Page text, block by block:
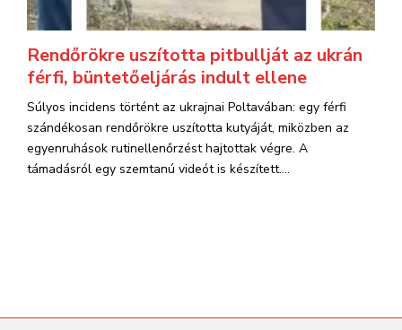
Rendőrökre uszította pitbullját az ukrán
férfi, büntetőeljárás indult ellene
Súlyos incidens történt az ukrajnai Poltavában: egy férfi
szándékosan rendőrökre uszította kutyáját, miközben az
egyenruhások rutinellenőrzést hajtottak végre. A
támadásról egy szemtanú videót is készített....